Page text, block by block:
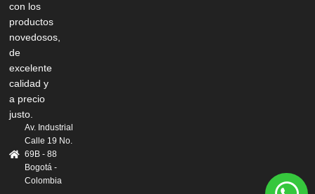
con los
productos
novedosos,
de
excelente
calidad y
a precio
justo.
Av. Industrial
Calle 19 No.
69B - 88
Bogotá -
Colombia